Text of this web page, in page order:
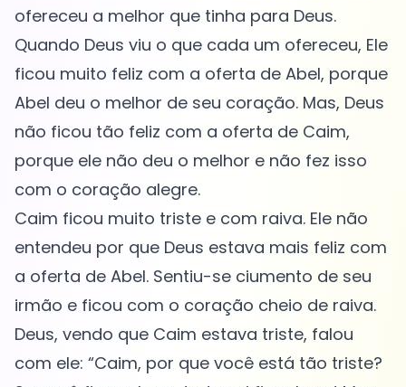
ofereceu a melhor que tinha para Deus.
Quando Deus viu o que cada um ofereceu, Ele
ficou muito feliz com a oferta de Abel, porque
Abel deu o melhor de seu coração. Mas, Deus
não ficou tão feliz com a oferta de Caim,
porque ele não deu o melhor e não fez isso
com o coração alegre.
Caim ficou muito triste e com raiva. Ele não
entendeu por que Deus estava mais feliz com
a oferta de Abel. Sentiu-se ciumento de seu
irmão e ficou com o coração cheio de raiva.
Deus, vendo que Caim estava triste, falou
com ele: “Caim, por que você está tão triste?